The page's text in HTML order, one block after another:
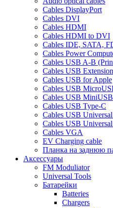
Cables DisplayPort
Cables DVI
Cables HDMI
Cables HDMI to DVI
Cables IDE, SATA,
Cables Power
Cables USB A-B
Cables USB
Cables USB for Apple
Cables USB
Cables USB MiniUSB
Cables USB Type-C
Cables USB
Cables USB
Cables VGA
EV Charging cable
Планка на заднюю
Аксессуары
FM Moduliator
Universal Tools
Батарейки
Batteries
Chargers